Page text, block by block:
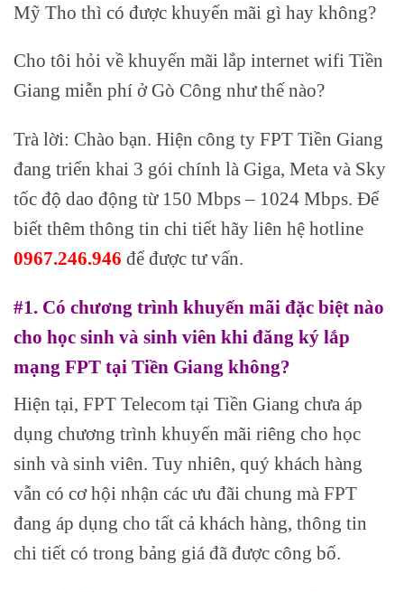
Mỹ Tho thì có được khuyến mãi gì hay không?
Cho tôi hỏi về khuyến mãi lắp internet wifi Tiền
Giang miễn phí ở Gò Công như thế nào?
Trà lời: Chào bạn. Hiện công ty FPT Tiền Giang
đang triển khai 3 gói chính là Giga, Meta và Sky
tốc độ dao động từ 150 Mbps – 1024 Mbps. Để
biết thêm thông tin chi tiết hãy liên hệ hotline
0967.246.946 để được tư vấn.
#1. Có chương trình khuyến mãi đặc biệt nào
cho học sinh và sinh viên khi đăng ký lắp
mạng FPT tại Tiền Giang không?
Hiện tại, FPT Telecom tại Tiền Giang chưa áp
dụng chương trình khuyến mãi riêng cho học
sinh và sinh viên. Tuy nhiên, quý khách hàng
vẫn có cơ hội nhận các ưu đãi chung mà FPT
đang áp dụng cho tất cả khách hàng, thông tin
chi tiết có trong bảng giá đã được công bố.